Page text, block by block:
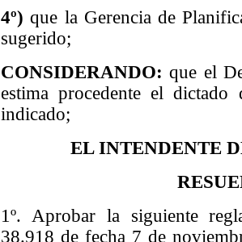
4º)que la Gerencia de
sugerido;
CONSIDERANDO:que el
estima procedente el
indicado;
EL INTENDENTE
1º. Aprobar la siguiente
38.918 de fecha 7 de